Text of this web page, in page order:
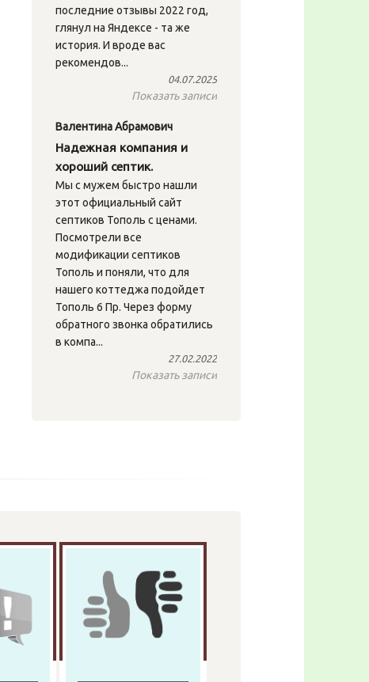
последние отзывы 2022 год,
глянул на Яндексе - та же
история. И вроде вас
рекомендов...
04.07.2025
Показать записи
Валентина Абрамович
Надежная компания и
хороший септик.
Мы с мужем быстро нашли
этот официальный сайт
септиков Тополь с ценами.
Посмотрели все
модификации септиков
Тополь и поняли, что для
нашего коттеджа подойдет
Тополь 6 Пр. Через форму
обратного звонка обратились
в компа...
27.02.2022
Показать записи